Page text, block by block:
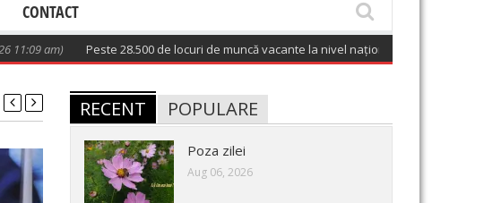
CONTACT
Peste 28.500 de locuri de muncă vacante la nivel național; 128 posturi disponibile în
RECENT POPULARE
Poza zilei
Aug 06, 2026